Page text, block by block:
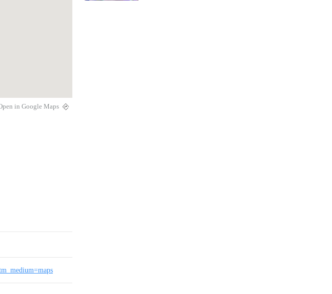
in Google Maps